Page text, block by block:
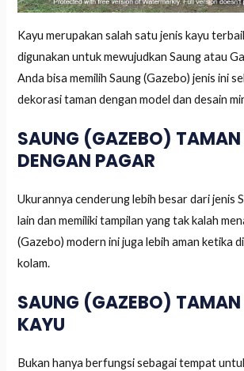
Kayu merupakan salah satu jenis kayu
digunakan untuk mewujudkan Saung atau
Anda bisa memilih Saung (Gazebo) jenis ini
dekorasi taman dengan model dan desain
SAUNG (GAZEBO)
DENGAN PAGAR
Ukurannya cenderung lebih besar dari jenis
lain dan memiliki tampilan yang tak kalah
(Gazebo) modern ini juga lebih aman ketika
kolam.
SAUNG (GAZEBO) TAMAN
KAYU
Bukan hanya berfungsi sebagai tempat